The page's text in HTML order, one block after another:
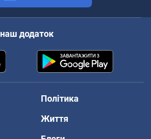
додаток
Політика
Життя